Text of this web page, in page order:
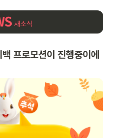
프로모션이 진행중이에